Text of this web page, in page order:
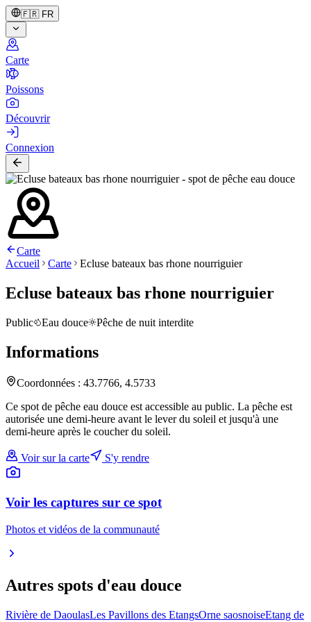
🇫🇷 FR
Carte
Poissons
Découvrir
Connexion
Carte
Accueil
Carte Ecluse bateaux bas rhone nourriguier
Ecluse bateaux bas rhone nourriguier
Public Eau douce Pêche de nuit interdite
Informations
Coordonnées : 43.7766, 4.5733
Ce spot de pêche eau douce est accessible au public. La pêche est
autorisée une demi-heure avant le lever du soleil et jusqu'à une
demi-heure après le coucher du soleil.
Voir sur la carte S'y rendre
Voir les captures sur ce spot
Photos et vidéos de la communauté
Autres spots d'eau douce
Rivière de DaoulasLes Pavillons des EtangsOrne saosnoiseEtang de